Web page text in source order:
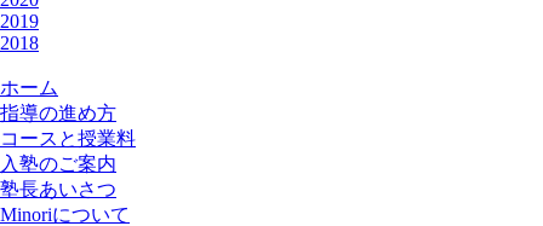
2019
2018
ホーム
指導の進め方
コースと授業料
入塾のご案内
塾長あいさつ
Minoriについて